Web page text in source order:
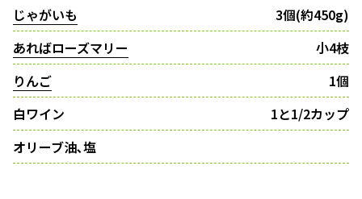
じゃがいも
3個(約450g)
あればローズマリー
小4枝
りんご
1個
白ワイン
1と1/2カップ
オリーブ油､塩